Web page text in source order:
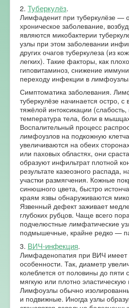
2. Туберкулёз.
Лимфаденит при туберкулёзе —
хроническое заболевание,
являются микобактерии
узлы при этом заболевании
других очагов туберкулеза (из
легких). Такие факторы, как
гиповитаминоз, снижение
переходу инфекции в
Симптоматика заболевания.
туберкулёзе начинается остро,
тяжёлой интоксикации
температура тела, боли в
Воспалительный процесс
лимфоузлов на подкожную
увеличиваются на обеих
или паховых областях, они
образуют инфильтрат плотной
результате казеозного распада,
участки размягчения. Кожные
синюшного цвета, быстро
краям язвы обнаруживаются
Язвенный дефект заживает
глубоких рубцов. Чаще всего
подчелюстные лимфатические
подмышечные, крайне редко —
3. ВИЧ-инфекция.
Лимфаденопатия при ВИЧ имеет
особенности. Так, диаметр
колеблется от половины до пяти
мягкую или плотно эластическую
Лимфоузлы обычно
и подвижные. Иногда узлы